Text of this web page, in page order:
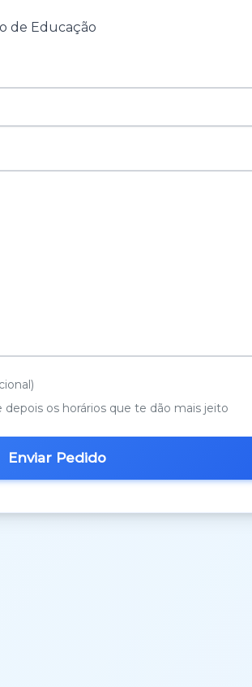
de Educação
depois os horários que te dão mais jeito